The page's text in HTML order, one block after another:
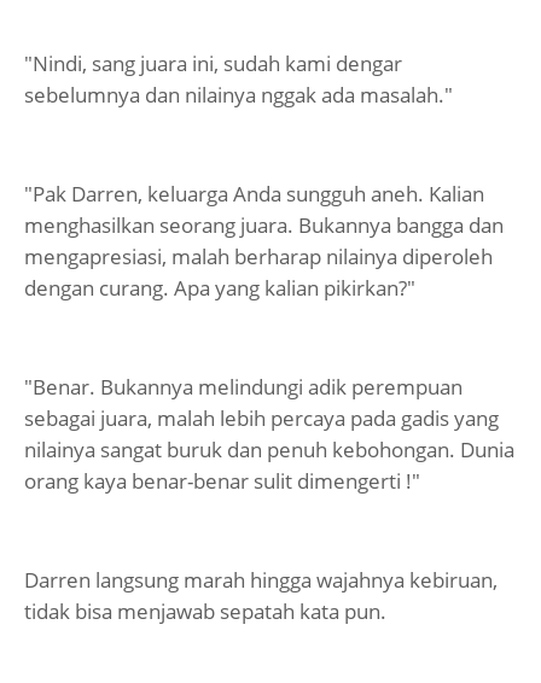
"Nindi, sang juara ini, sudah kami dengar
sebelumnya dan nilainya nggak ada masalah."
"Pak Darren, keluarga Anda sungguh aneh. Kalian
menghasilkan seorang juara. Bukannya bangga dan
mengapresiasi, malah berharap nilainya diperoleh
dengan curang. Apa yang kalian pikirkan?"
"Benar. Bukannya melindungi adik perempuan
sebagai juara, malah lebih percaya pada gadis yang
nilainya sangat buruk dan penuh kebohongan. Dunia
orang kaya benar-benar sulit dimengerti !"
Darren langsung marah hingga wajahnya kebiruan,
tidak bisa menjawab sepatah kata pun.